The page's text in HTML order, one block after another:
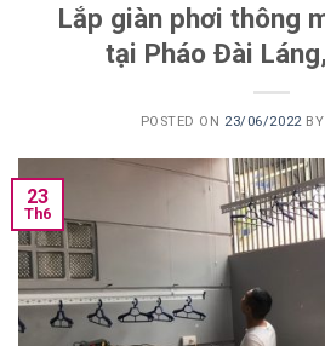
Lắp giàn phơi thông
tại Pháo Đài
POSTED ON 23/06/2022 BY
23
Th6